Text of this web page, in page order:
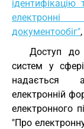
ідентифікацію
документообіг",
Доступ до
систем у
надається
електронній
електронного
"Про